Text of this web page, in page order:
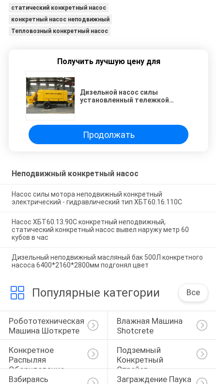
статический конкретный насос
конкретный насос неподвижный
Тепловозный конкретный насос
Получить лучшую цену для
Дизельной насос силы
установленный тележкой
Продолжать
Неподвижный конкретный насос
Насос силы мотора неподвижный конкретный
электрический - гидравлический тип ХБТ60.16.110С
Насос ХБТ60.13.90С конкретный неподвижный,
статический конкретный насос вывел наружу метр 60
кубов в час
Дизельный неподвижный масляный бак 500Л конкретного
насоса 6400*2160*2800мм подгонял цвет
Популярные категории Все
Робототехническая
Машина Шоткрете
Влажная Машина
Shotcrete
Конкретное
Распыляя
Оборудование
Подземный
Конкретный
Спрейер
Взбираясь
Заграждение Паука